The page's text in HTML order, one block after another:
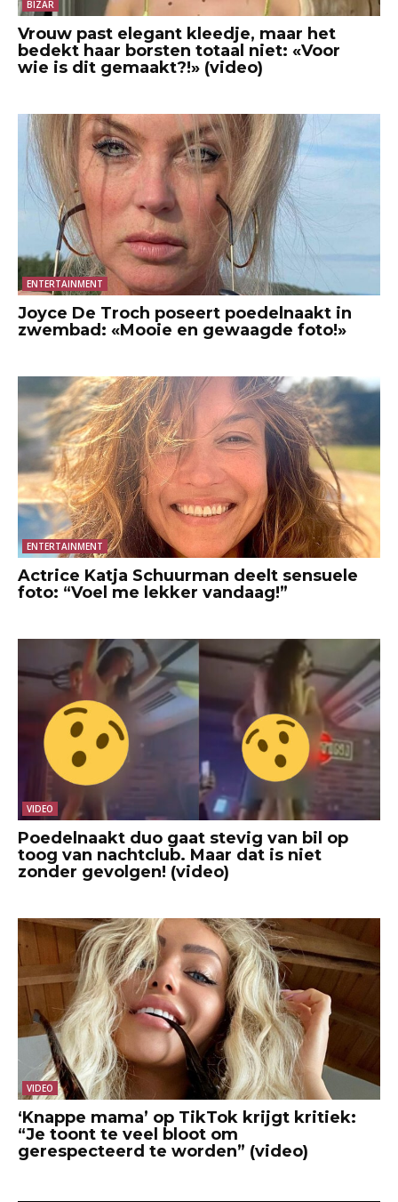
BIZAR
Vrouw past elegant kleedje, maar het
bedekt haar borsten totaal niet: «Voor
wie is dit gemaakt?!» (video)
ENTERTAINMENT
Joyce De Troch poseert poedelnaakt in
zwembad: «Mooie en gewaagde foto!»
ENTERTAINMENT
Actrice Katja Schuurman deelt sensuele
foto: “Voel me lekker vandaag!”
VIDEO
Poedelnaakt duo gaat stevig van bil op
toog van nachtclub. Maar dat is niet
zonder gevolgen! (video)
VIDEO
‘Knappe mama’ op TikTok krijgt kritiek:
“Je toont te veel bloot om
gerespecteerd te worden” (video)